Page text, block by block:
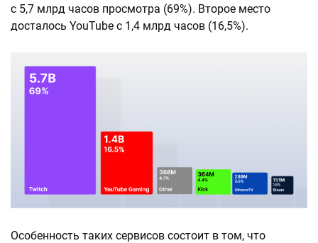
с 5,7 млрд часов просмотра (69%). Второе место
досталось YouTube с 1,4 млрд часов (16,5%).
Особенность таких сервисов состоит в том, что